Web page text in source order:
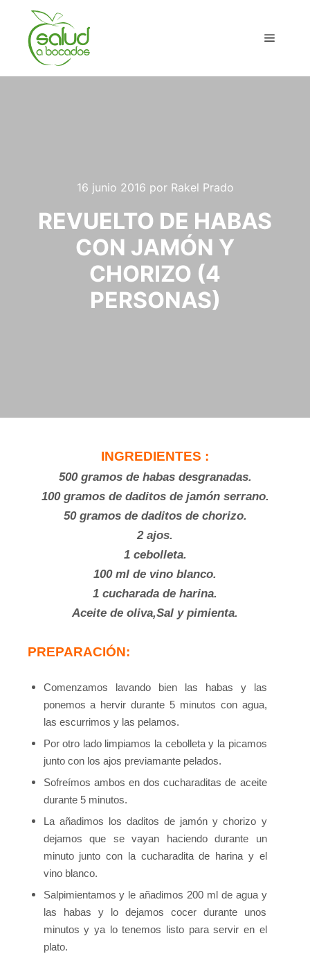
16 junio 2016 por Rakel Prado
REVUELTO DE HABAS
CON JAMÓN Y
CHORIZO (4
PERSONAS)
INGREDIENTES :
500 gramos de habas desgranadas.
100 gramos de daditos de jamón serrano.
50 gramos de daditos de chorizo.
2 ajos.
1 cebolleta.
100 ml de vino blanco.
1 cucharada de harina.
Aceite de oliva,Sal y pimienta.
PREPARACIÓN:
Comenzamos lavando bien las habas y las
ponemos a hervir durante 5 minutos con agua,
las escurrimos y las pelamos.
Por otro lado limpiamos la cebolleta y la picamos
junto con los ajos previamante pelados.
Sofreímos ambos en dos cucharaditas de aceite
durante 5 minutos.
La añadimos los daditos de jamón y chorizo y
dejamos que se vayan haciendo durante un
minuto junto con la cucharadita de harina y el
vino blanco.
Salpimientamos y le añadimos 200 ml de agua y
las habas y lo dejamos cocer durante unos
minutos y ya lo tenemos listo paraservir en el
plato.